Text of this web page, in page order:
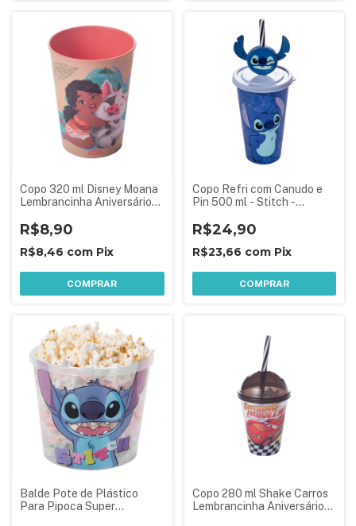
Copo 320 ml Disney Moana
Lembrancinha Aniversário
R$8,90
R$8,46 com Pix
COMPRAR
Copo Refri com Canudo e
Pin 500 ml - Stitch -
R$24,90
R$23,66 com Pix
COMPRAR
Balde Pote de Plástico
Para Pipoca Super
Copo 280 ml Shake Carros
Lembrancinha Aniversário